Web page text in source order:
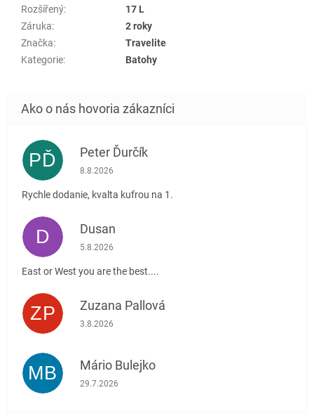
Rozšířený:
17 L
Záruka:
2 roky
Značka:
Travelite
Kategorie: Batohy
PĎ Peter Ďurčík
Hodnotenie obchodu je 5 z 5 hviezdičiek.
8.8.2026
Rychle dodanie, kvalta kufrou na 1.
D Dusan
Hodnotenie obchodu je 5 z 5 hviezdičiek.
5.8.2026
East or West you are the best....
ZP Zuzana Pallová
Hodnotenie obchodu je 5 z 5 hviezdičiek.
3.8.2026
MB Mário Bulejko
Hodnotenie obchodu je 5 z 5 hviezdičiek.
29.7.2026